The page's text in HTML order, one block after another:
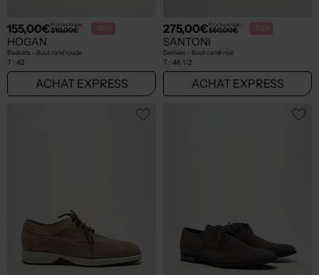
155,00€Prix boutique :
310,00€ -50%
HOGAN
Baskets - Bout rond rouge
T : 42
ACHAT EXPRESS
275,00€Prix boutique :
550,00€ -50%
SANTONI
Derbies - Bout carré noir
T : 46 1/2
ACHAT EXPRESS